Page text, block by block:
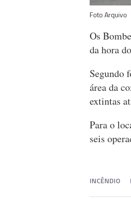
Foto Arquivo
Os
da hora
Segundo
área da
extintas
Para o
seis
INCÊNDIO